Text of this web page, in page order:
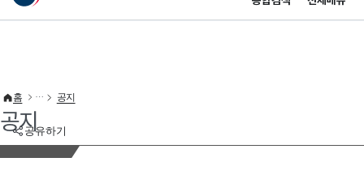
이 누리집은 대한민국 공식 전자정부 누리집입니다.
공유하기
홈 공지
공지